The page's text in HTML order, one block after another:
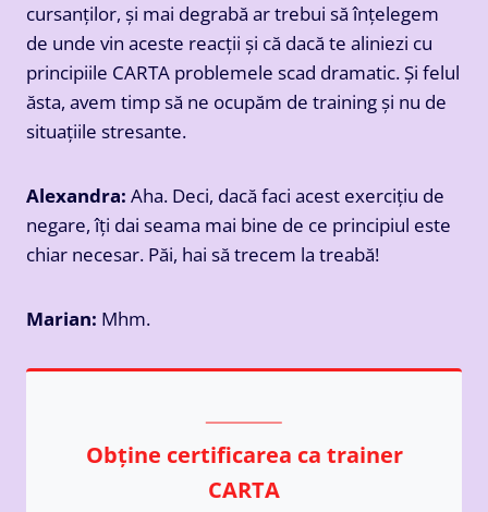
cursanților, și mai degrabă ar trebui să înțelegem
de unde vin aceste reacții și că dacă te aliniezi cu
principiile CARTA problemele scad dramatic. Și felul
ăsta, avem timp să ne ocupăm de training și nu de
situațiile stresante.
Alexandra: Aha. Deci, dacă faci acest exercițiu de
negare, îți dai seama mai bine de ce principiul este
chiar necesar. Păi, hai să trecem la treabă!
Marian: Mhm.
Obține certificarea ca trainer
CARTA